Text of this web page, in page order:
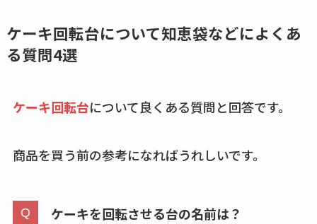
め替えはどこで売っ
アクアテクトゲルが
こ？楽天・amazonで
ケーキ回転台について知恵袋などによくあ
る質問4選
ケーキ回転台について良くある質問と回答です。
商品を買う前の参考になればうれしいです。
ケーキを回転させる台の名前は？